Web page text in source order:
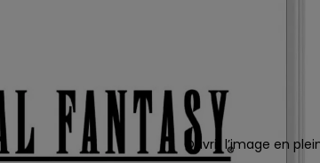
Ouvrir l’image en